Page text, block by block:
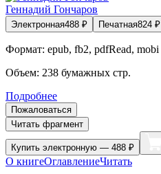
Геннадий Гончаров
Электронная488 ₽ Печатная824 ₽
Формат: epub, fb2, pdfRead, mobi
Объем: 238 бумажных стр.
Подробнее
Пожаловаться
Читать фрагмент
Купить электронную — 488 ₽
О книгеОглавлениеЧитать